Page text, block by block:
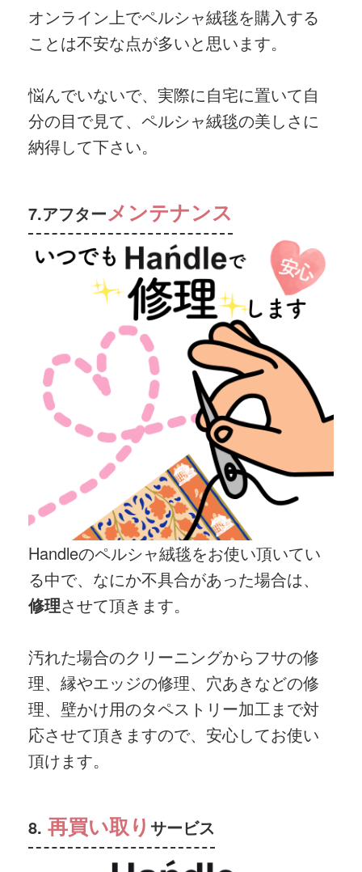
オンライン上でペルシャ絨毯を購入する
ことは不安な点が多いと思います。
悩んでいないで、実際に自宅に置いて自
分の目で見て、ペルシャ絨毯の美しさに
納得して下さい。
7.アフターメンテナンス
Handleのペルシャ絨毯をお使い頂いてい
る中で、なにか不具合があった場合は、
修理させて頂きます。
汚れた場合のクリーニングからフサの修
理、縁やエッジの修理、穴あきなどの修
理、壁かけ用のタペストリー加工まで対
応させて頂きますので、安心してお使い
頂けます。
8. 再買い取り サービス